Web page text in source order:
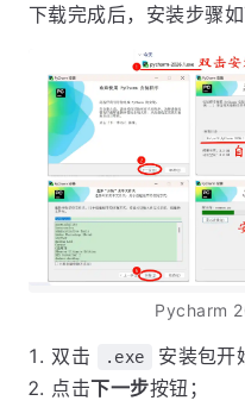
下载完成后，安装步骤
Pycharm
双击 .exe
安装包开
点击下一步按钮；